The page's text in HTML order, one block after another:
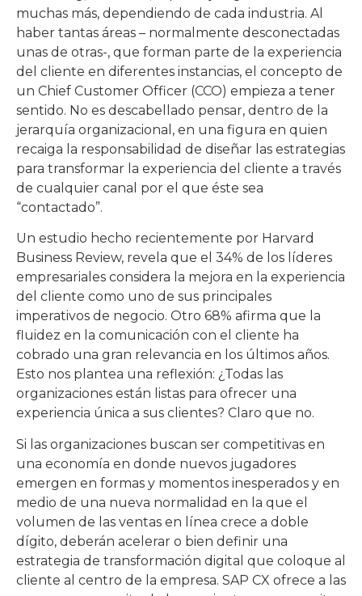
muchas más, dependiendo de cada industria. Al
haber tantas áreas – normalmente desconectadas
unas de otras-, que forman parte de la experiencia
del cliente en diferentes instancias, el concepto de
un Chief Customer Officer (CCO) empieza a tener
sentido. No es descabellado pensar, dentro de la
jerarquía organizacional, en una figura en quien
recaiga la responsabilidad de diseñar las estrategias
para transformar la experiencia del cliente a través
de cualquier canal por el que éste sea
“contactado”.
Un estudio hecho recientemente por Harvard
Business Review, revela que el 34% de los líderes
empresariales considera la mejora en la experiencia
del cliente como uno de sus principales
imperativos de negocio. Otro 68% afirma que la
fluidez en la comunicación con el cliente ha
cobrado una gran relevancia en los últimos años.
Esto nos plantea una reflexión: ¿Todas las
organizaciones están listas para ofrecer una
experiencia única a sus clientes? Claro que no.
Si las organizaciones buscan ser competitivas en
una economía en donde nuevos jugadores
emergen en formas y momentos inesperados y en
medio de una nueva normalidad en la que el
volumen de las ventas en línea crece a doble
dígito, deberán acelerar o bien definir una
estrategia de transformación digital que coloque al
cliente al centro de la empresa. SAP CX ofrece a las